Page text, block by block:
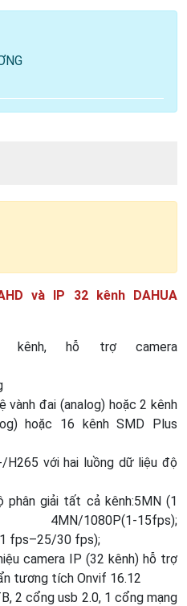
và IP 32 kênh DAHUA
hỗ trợ camera
đai (analog) hoặc 2 kênh
hoặc 16 kênh SMD Plus
H265 với hai luồng dữ liệu độ
giải tất cả kênh:5MN (1
1080P(1-15fps);
fps–25/30 fps);
camera IP (32 kênh) hỗ trợ
tương tích Onvif 16.12
2 cổng usb 2.0, 1 cổng mạng